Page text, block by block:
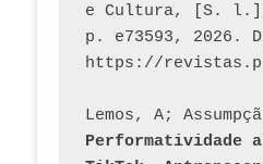
e Cultura, [S.
p. e73593, 2026.
Performatividade